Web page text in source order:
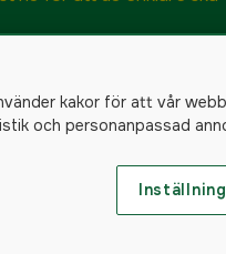
kakor för att vår
och personanpassad